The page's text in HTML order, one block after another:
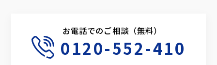
お電話でのご相談（無料）
0120-552-410